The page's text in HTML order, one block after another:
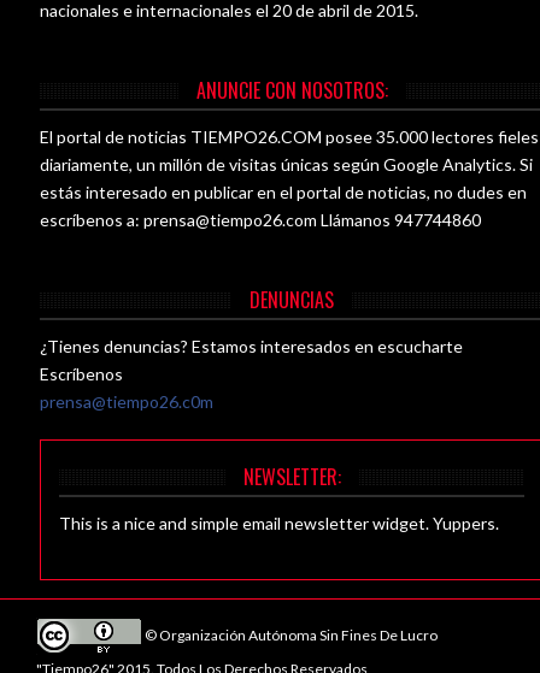
nacionales e internacionales el 20 de abril de 2015.
ANUNCIE CON NOSOTROS:
El portal de noticias TIEMPO26.COM posee 35.000 lectores fieles
diariamente, un millón de visitas únicas según Google Analytics. Si
estás interesado en publicar en el portal de noticias, no dudes en
escríbenos a:prensa@tiempo26.com Llámanos 947744860
DENUNCIAS
¿Tienes denuncias? Estamos interesados en escucharte
Escríbenos
prensa@tiempo26.c0m
NEWSLETTER:
This is a nice and simple email newsletter widget. Yuppers.
© Organización Autónoma Sin Fines De Lucro
"Tiempo26" 2015. Todos Los Derechos Reservados